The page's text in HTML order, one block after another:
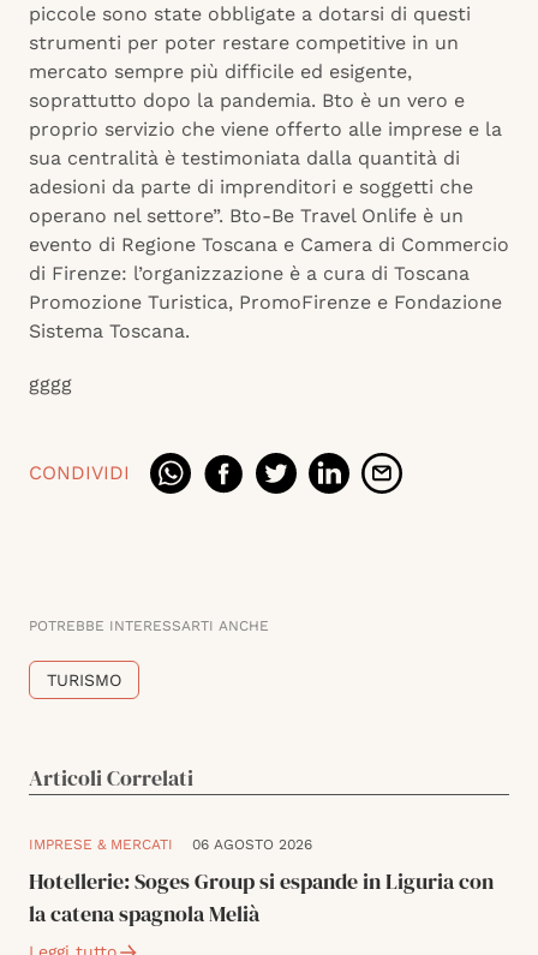
piccole sono state obbligate a dotarsi di questi
strumenti per poter restare competitive in un
mercato sempre più difficile ed esigente,
soprattutto dopo la pandemia. Bto è un vero e
proprio servizio che viene offerto alle imprese e la
sua centralità è testimoniata dalla quantità di
adesioni da parte di imprenditori e soggetti che
operano nel settore”. Bto-Be Travel Onlife è un
evento di Regione Toscana e Camera di Commercio
di Firenze: l’organizzazione è a cura di Toscana
Promozione Turistica, PromoFirenze e Fondazione
Sistema Toscana.
gggg
CONDIVIDI
POTREBBE INTERESSARTI ANCHE
TURISMO
Articoli Correlati
IMPRESE & MERCATI 06 AGOSTO 2026
Hotellerie: Soges Group si espande in Liguria con
la catena spagnola Melià